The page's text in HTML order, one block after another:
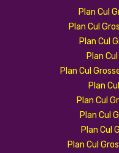
Plan Cul
Plan Cul
Plan Cul
Plan
Plan Cul
Plan
Plan Cul
Plan Cul
Plan Cul
Plan Cul